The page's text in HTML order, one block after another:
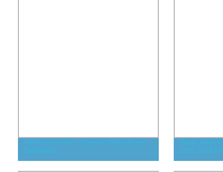
Fabricación de L-Cisteína Hidrocloruro
Hidratado
Ácido
CAS: 83-49-